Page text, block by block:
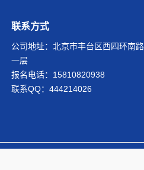
联系方式
公司地址：北京市丰台区西四环南
一层
报名电话：15810820938
联系QQ：444214026